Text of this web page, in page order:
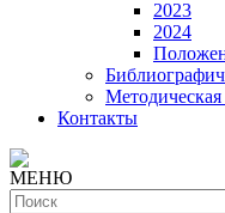
2023
2024
Методическая
Контакты
МЕНЮ